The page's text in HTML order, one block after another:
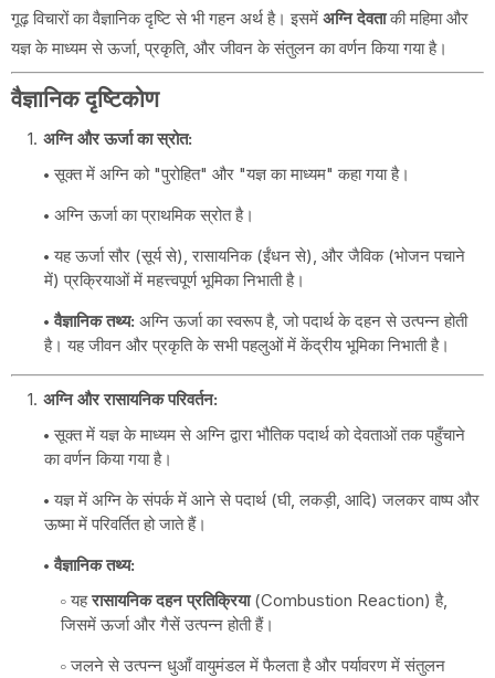
गूढ़ विचारों का वैज्ञानिक दृष्टि से भी गहन अर्थ है। इसमें अग्नि देवताकी महिमा और
यज्ञ के माध्यम से ऊर्जा, प्रकृति, और जीवन के संतुलन का वर्णन किया गया है।
वैज्ञानिक दृष्टिकोण
अग्नि और ऊर्जा का स्रोत:
सूक्त में अग्नि को "पुरोहित" और "यज्ञ का माध्यम" कहा गया है।
अग्नि ऊर्जा का प्राथमिक स्रोत है।
यह ऊर्जा सौर (सूर्य से), रासायनिक (ईंधन से), और जैविक (भोजन पचाने
में) प्रक्रियाओं में महत्त्वपूर्ण भूमिका निभाती है।
वैज्ञानिक तथ्य: अग्नि ऊर्जा का स्वरूप है, जो पदार्थ के दहन से उत्पन्न होती
है। यह जीवन और प्रकृति के सभी पहलुओं में केंद्रीय भूमिका निभाती है।
अग्नि और रासायनिक परिवर्तन:
सूक्त में यज्ञ के माध्यम से अग्नि द्वारा भौतिक पदार्थ को देवताओं तक पहुँचाने
का वर्णन किया गया है।
यज्ञ में अग्नि के संपर्क में आने से पदार्थ (घी, लकड़ी, आदि) जलकर वाष्प और
ऊष्मा में परिवर्तित हो जाते हैं।
वैज्ञानिक तथ्य:
यहरासायनिक दहन प्रतिक्रिया(Combustion Reaction) है,
जिसमें ऊर्जा और गैसें उत्पन्न होती हैं।
जलने से उत्पन्न धुआँ वायुमंडल में फैलता है और पर्यावरण में संतुलन